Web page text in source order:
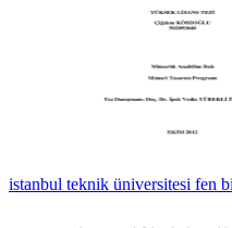
istanbul teknik üniversitesi fen